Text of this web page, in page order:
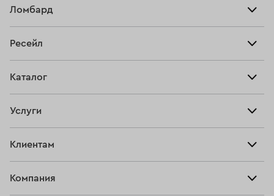
Ломбард
Тарифы
Ресейл
Купить
Прочие услуги
Каталог
Серьги
Услуги
Клиентам
Компания